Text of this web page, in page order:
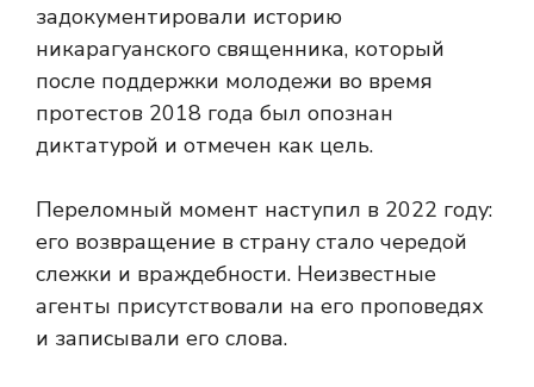
задокументировали историю
никарагуанского священника, который
после поддержки молодежи во время
протестов 2018 года был опознан
диктатурой и отмечен как цель.
Переломный момент наступил в 2022 году:
его возвращение в страну стало чередой
слежки и враждебности. Неизвестные
агенты присутствовали на его проповедях
и записывали его слова.